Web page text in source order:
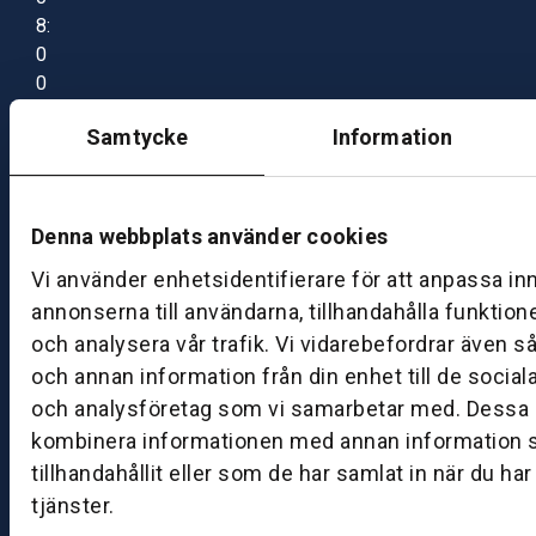
Samtycke Information
Denna webbplats använder cookies
Vi använder enhetsidentifierare för att anpassa
annonserna till användarna, tillhandahålla
och analysera vår trafik. Vi vidarebefordrar även
och annan information från din enhet till de
och analysföretag som vi samarbetar med. Dessa
kombinera informationen med annan information
tillhandahållit eller som de har samlat in när du
tjänster.
8:
0
0
7:
0
B
S
k
ö
v
d